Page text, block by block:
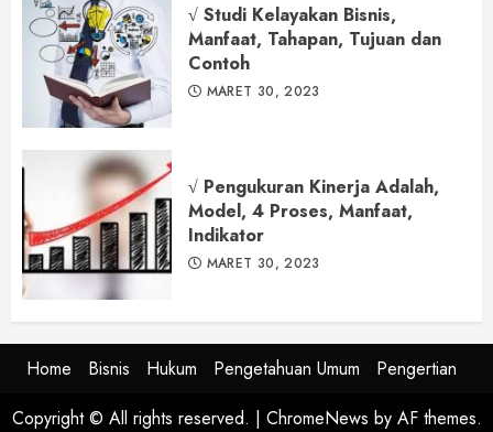
√ Studi Kelayakan Bisnis,
Manfaat, Tahapan, Tujuan dan
Contoh
MARET 30, 2023
√ Pengukuran Kinerja Adalah,
Model, 4 Proses, Manfaat,
Indikator
MARET 30, 2023
Home Bisnis Hukum Pengetahuan Umum
Pengertian
Copyright © All rights reserved. | ChromeNews by AF themes.